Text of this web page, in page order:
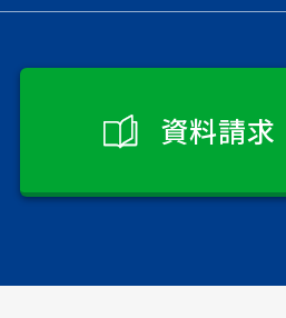
資料請求